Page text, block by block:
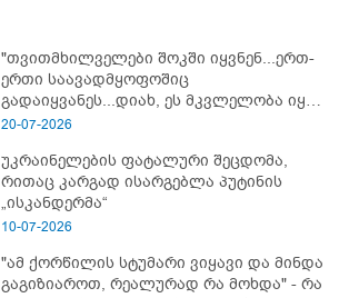
"თვითმხილველები შოკში იყვნენ...ერთ-
ერთი საავადმყოფოშიც
გადაიყვანეს...დიახ, ეს მკვლელობა იყო"
- გორში დატრიალებული ტრაგედიის
20-07-2026
უკრაინელების ფატალური შეცდომა,
რითაც კარგად ისარგებლა პუტინის
„ისკანდერმა“
10-07-2026
"ამ ქორწილის სტუმარი ვიყავი და მინდა
გაგიზიაროთ, რეალურად რა მოხდა" - რა